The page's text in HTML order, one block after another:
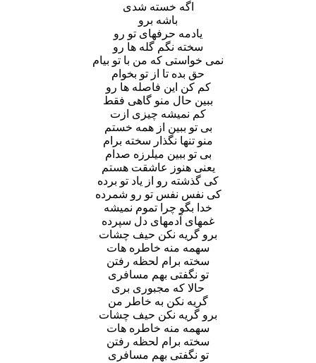
اگه خسته شدی
باشه برو
یادمه حرفهای تو رو
سخته نگم گله ها رو
نمی خواستی که من با تو بیام
حق بده تا از تو بخوام
کم کن این فاصله ها رو
ببین حال منو گاهی فقط
کم نمیشه چیزی ازت
بی تو ببین از همه خستم
منو تنها نگذار سخته برام
بی تو ببین میلرزه صدام
یعنی هنوز عاشقت هستم
کی گذشته رو از یاد تو برده
کی نفس نفس تو رو شمرده
خدا بگو چرا تموم نمیشه
غمهای آدمهای دل سپرده
برو گریه نکن حیف چشات
سهمه منه خاطره هات
سخته برام لحظه رفتن
تو نگفتی بهم مسافری
حالا که مجبوری بری
گریه نکن به خاطر من
برو گریه نکن حیف چشات
سهمه منه خاطره هات
سخته برام لحظه رفتن
تو نگفتی بهم مسافری